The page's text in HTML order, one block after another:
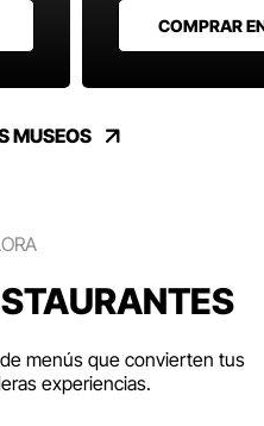
COMPRAR
MUSEOS
menús que convierten tus
experiencias.